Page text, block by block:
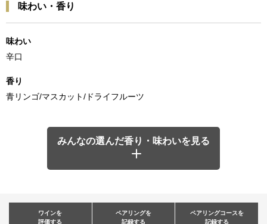
味わい・香り
味わい
辛口
香り
青リンゴ/マスカット/ドライフルーツ
みんなの選んだ香り・味わいを見る
ワインを
評価する
ペアリングを
記録する
ペアリングコースを
記録する